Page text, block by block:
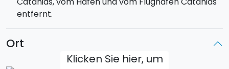
entfernt.
Ort
Klicken Sie hier, um